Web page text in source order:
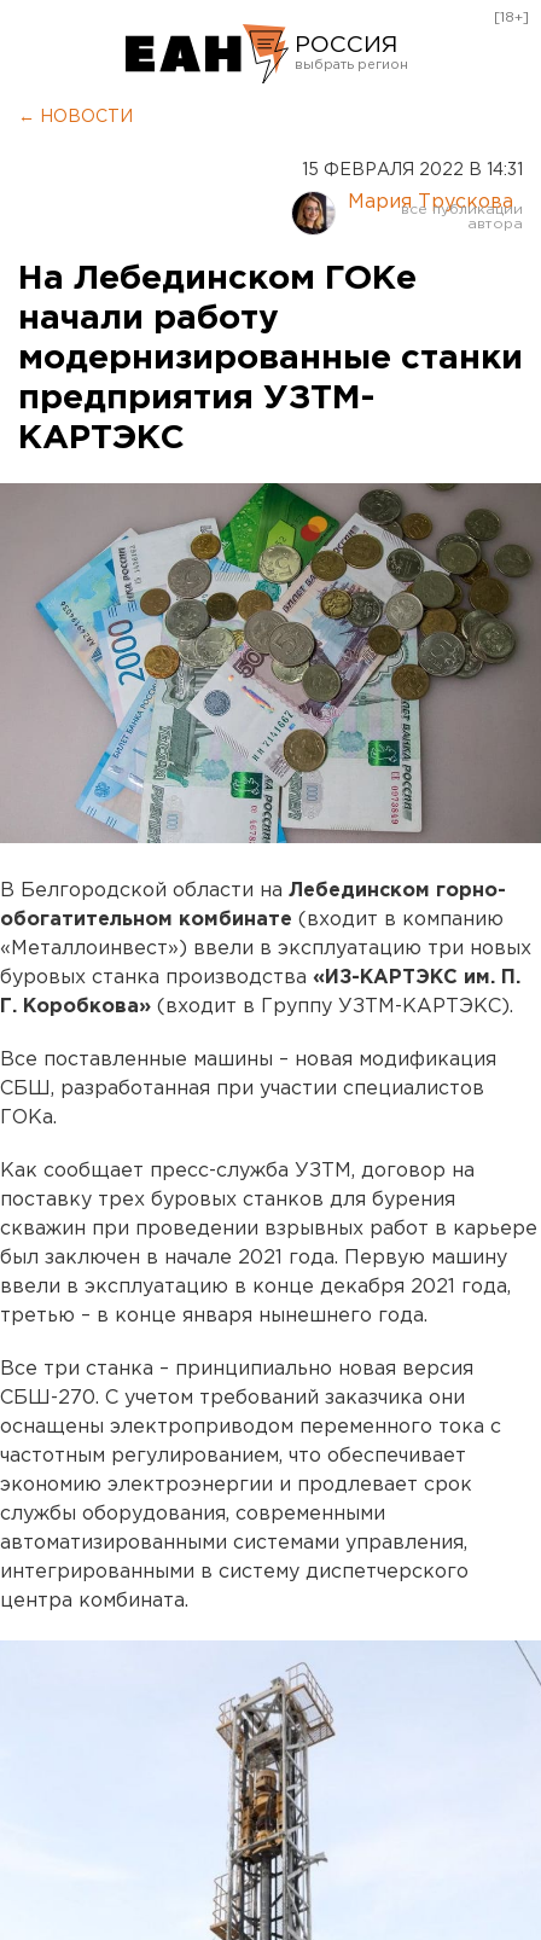
РОССИЯ
Курган
Оренбург
[18+]
← НОВОСТИ
15 ФЕВРАЛЯ 2022 В 14:31
Мария Трускова
На Лебединском ГОКе
начали работу
модернизированные станки
предприятия УЗТМ-
КАРТЭКС
В Белгородской области на Лебединском горно-
обогатительном комбинате (входит в компанию
«Металлоинвест») ввели в эксплуатацию три новых
буровых станка производства «ИЗ-КАРТЭКС им. П.
Г. Коробкова» (входит в Группу УЗТМ-КАРТЭКС).
Все поставленные машины – новая модификация
СБШ, разработанная при участии специалистов
ГОКа.
Как сообщает пресс-служба УЗТМ, договор на
поставку трех буровых станков для бурения
скважин при проведении взрывных работ в карьере
был заключен в начале 2021 года. Первую машину
ввели в эксплуатацию в конце декабря 2021 года,
третью – в конце января нынешнего года.
Все три станка – принципиально новая версия
СБШ-270. С учетом требований заказчика они
оснащены электроприводом переменного тока с
частотным регулированием, что обеспечивает
экономию электроэнергии и продлевает срок
службы оборудования, современными
автоматизированными системами управления,
интегрированными в систему диспетчерского
центра комбината.